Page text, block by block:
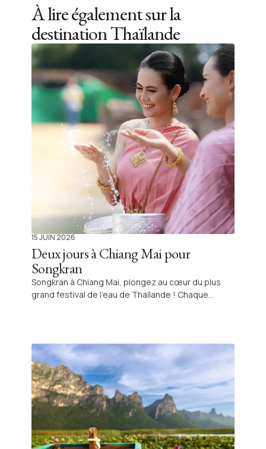
À lire également sur la
destinationThaïlande
15 JUIN 2026
Deux jours à Chiang Mai pour
Songkran
Songkran à Chiang Mai, plongez au cœur du plus
grand festival de l’eau de Thaïlande ! Chaque
an thaïlandais, dans une ambiance aussi festive
que rafraîchissante. Cette année, j’y étais pour
quelques jours, et une chose est sûre : on ne vit
pas Songkran, on s’y abandonne complètement.
Entre traditions ancestrales, batailles d’eau
géantes et moments de partage, voici mon
expérience et tout ce que vous devez savoir pour
vivre ce festival unique !